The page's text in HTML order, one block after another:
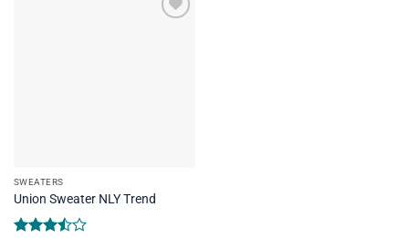
SWEATERS
Union Sweater NLY Trend